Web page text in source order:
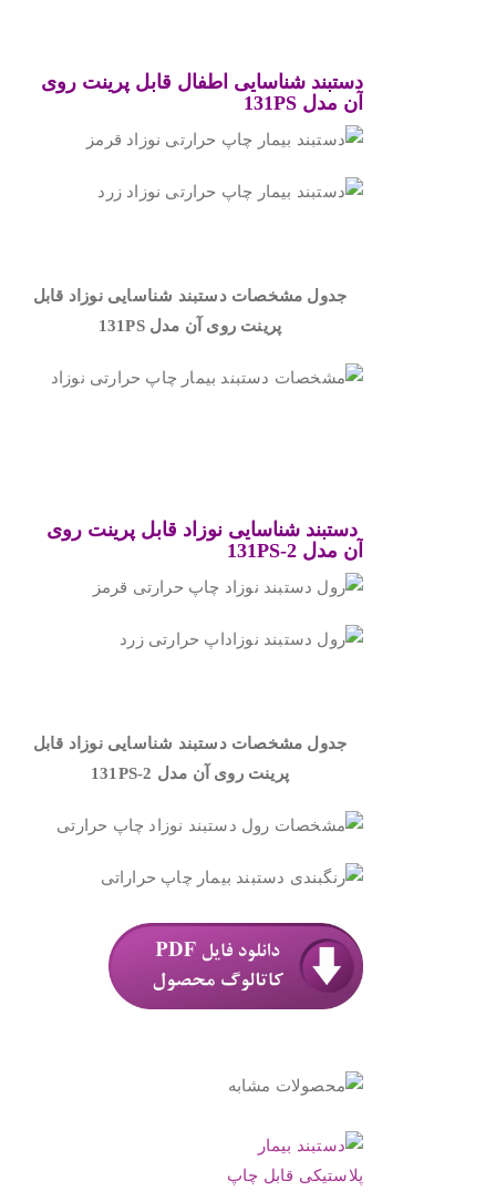
دستبند شناسایی اطفال قابل پرینت روی
آن مدل 131PS
جدول مشخصات دستبند شناسایی نوزاد قابل
پرینت روی آن مدل 131PS
دستبند شناسایی نوزاد قابل پرینت روی
آن مدل 131PS-2
جدول مشخصات دستبند شناسایی نوزاد قابل
پرینت روی آن مدل 131PS-2